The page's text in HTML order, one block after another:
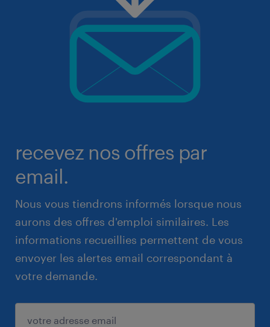
recevez nos offres par
email.
Nous vous tiendrons informés lorsque nous
aurons des offres d'emploi similaires. Les
informations recueillies permettent de vous
envoyer les alertes email correspondant à
votre demande.